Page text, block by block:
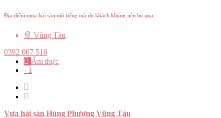
Địa điểm mua hải sản nổi tiếng mà du khách không nên bỏ qua
Vũng Tàu
0392 007 516
Ẩm thực
+1
Vựa hải sản Hùng Phương Vũng Tàu